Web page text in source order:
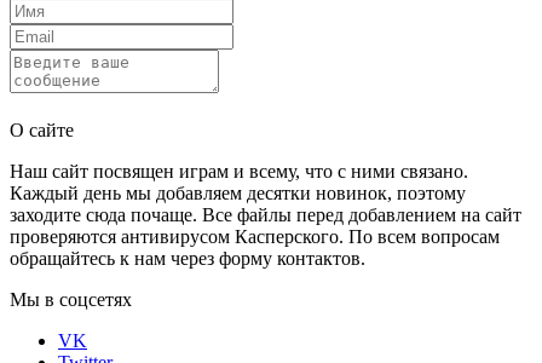
О сайте
Наш сайт посвящен играм и всему, что с ними связано.
Каждый день мы добавляем десятки новинок, поэтому
заходите сюда почаще. Все файлы перед добавлением на сайт
проверяются антивирусом Касперского. По всем вопросам
обращайтесь к нам через форму контактов.
Мы в соцсетях
VK